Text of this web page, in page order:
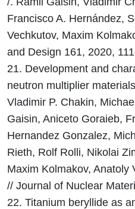
Francisco A. Hernández,
Vechkutov, Maxim
and Design 161, 2020,
21. Development and
neutron multiplier
Vladimir P. Chakin,
Gaisin, Aniceto Goraieb,
Hernandez Gonzalez,
Rieth, Rolf Rolli, Nikolai
Maxim Kolmakov, Anatoly
// Journal of Nuclear
22. Titanium beryllide as